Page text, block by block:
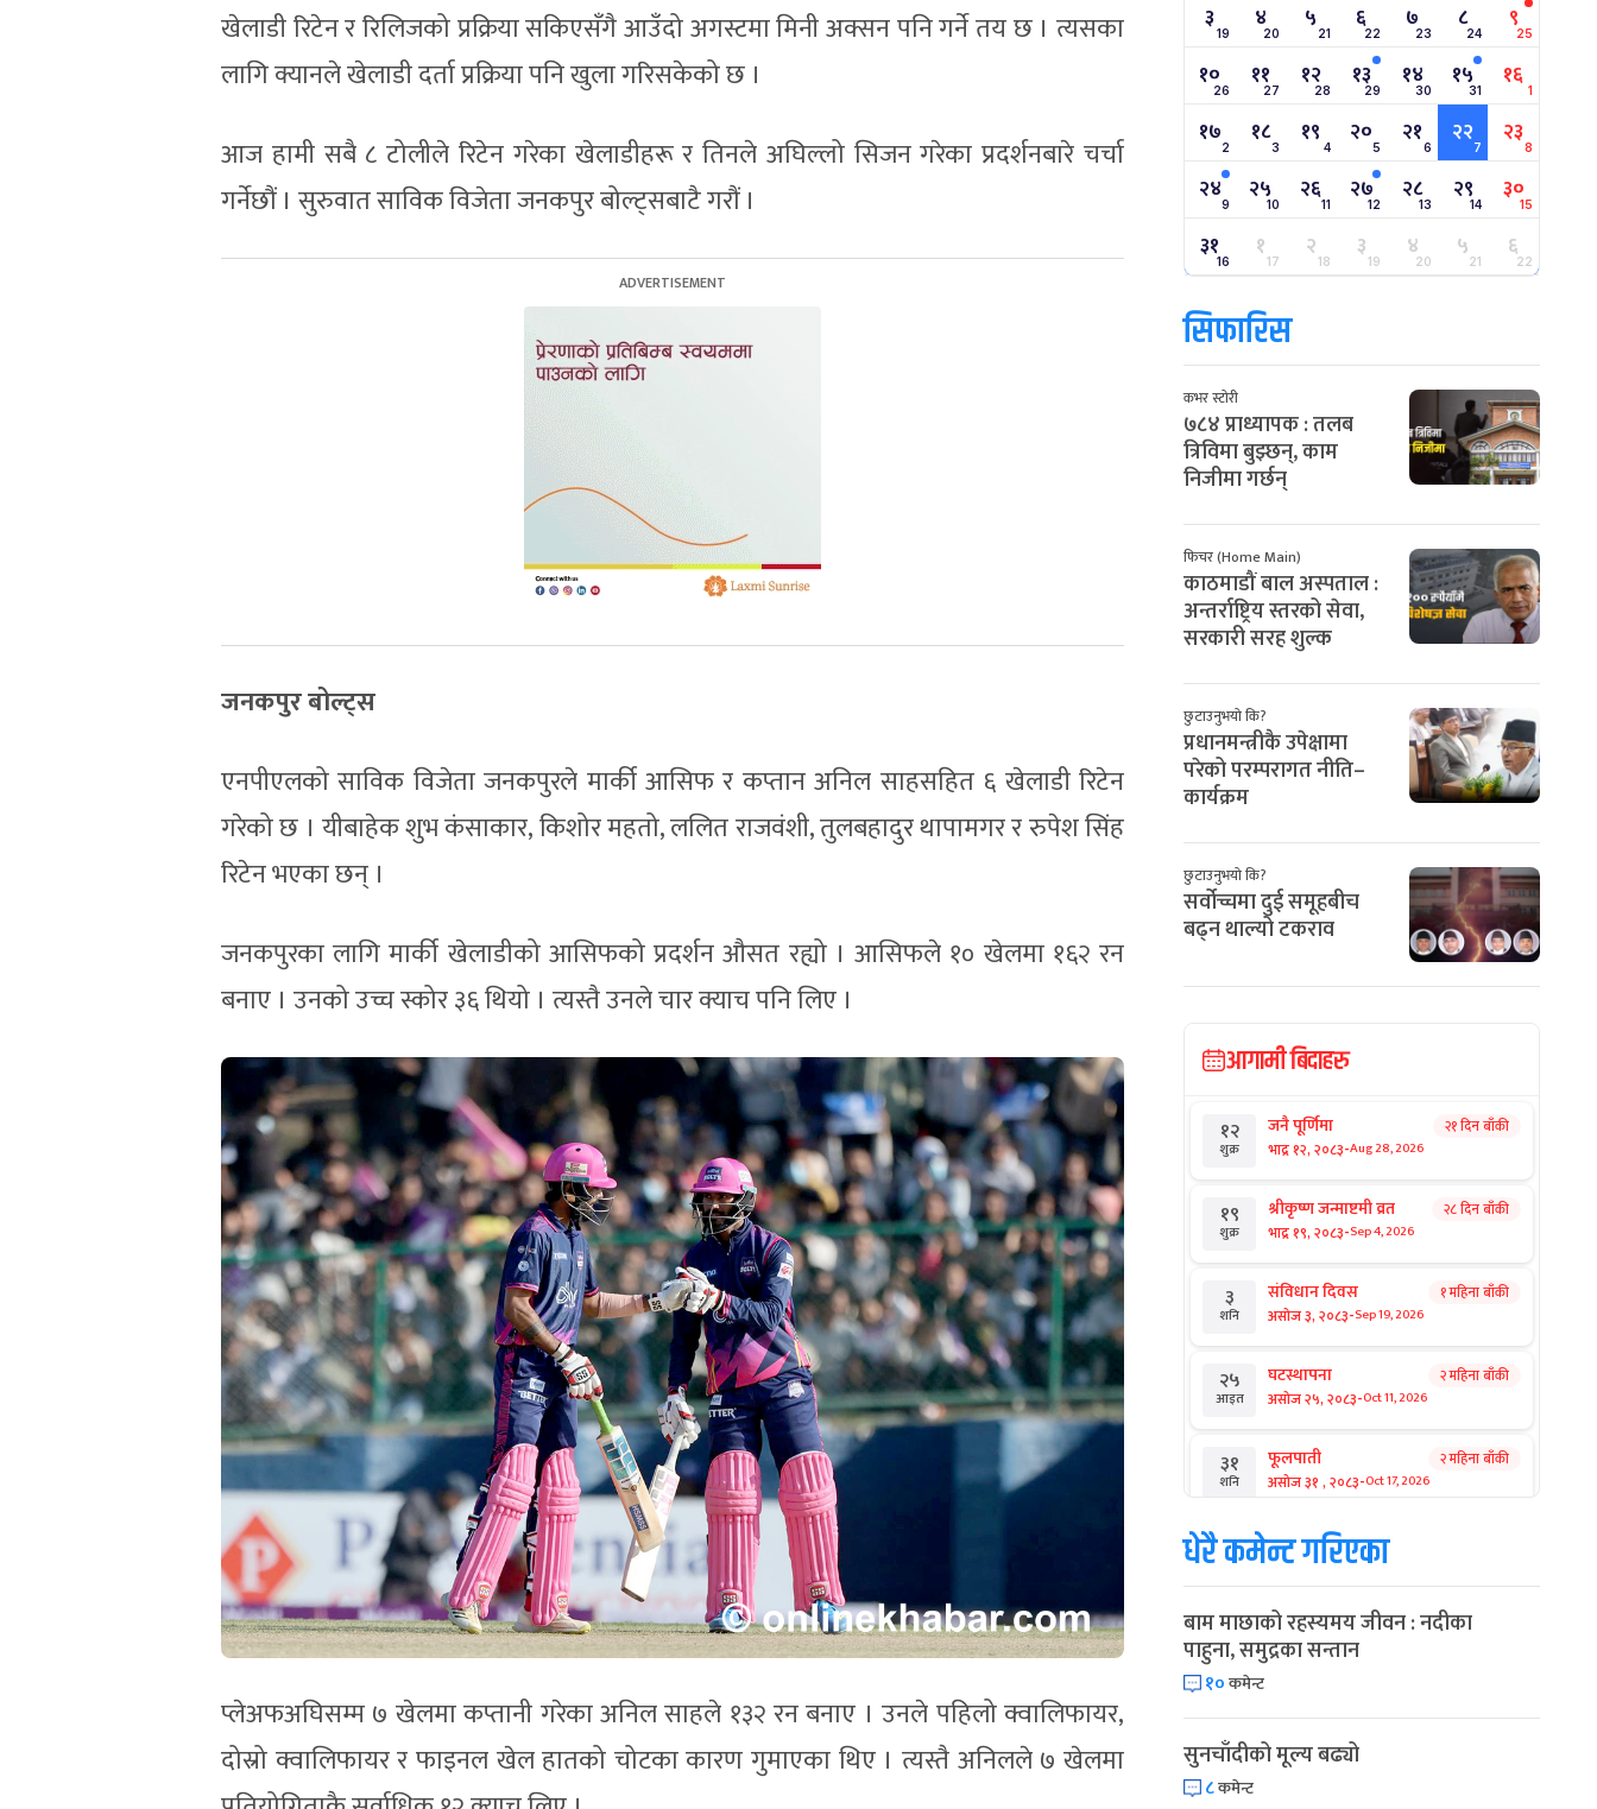
खेलाडी रिटेन र रिलिजको प्रक्रिया सकिएसँगै आउँदो अगस्टमा मिनी अक्सन पनि गर्ने तय छ । त्यसका
लागि क्यानले खेलाडी दर्ता प्रक्रिया पनि खुला गरिसकेको छ ।
आज हामी सबै ८ टोलीले रिटेन गरेका खेलाडीहरू र तिनले अघिल्लो सिजन गरेका प्रदर्शनबारे चर्चा
गर्नेछौं । सुरुवात साविक विजेता जनकपुर बोल्ट्सबाटै गरौं ।
जनकपुर बोल्ट्स
एनपीएलको साविक विजेता जनकपुरले मार्की आसिफ र कप्तान अनिल साहसहित ६ खेलाडी रिटेन
गरेको छ । यीबाहेक शुभ कंसाकार, किशोर महतो, ललित राजवंशी, तुलबहादुर थापामगर र रुपेश सिंह
रिटेन भएका छन् ।
जनकपुरका लागि मार्की खेलाडीको आसिफको प्रदर्शन औसत रह्यो । आसिफले १० खेलमा १६२ रन
बनाए । उनको उच्च स्कोर ३६ थियो । त्यस्तै उनले चार क्याच पनि लिए ।
प्लेअफअघिसम्म ७ खेलमा कप्तानी गरेका अनिल साहले १३२ रन बनाए । उनले पहिलो क्वालिफायर,
दोस्रो क्वालिफायर र फाइनल खेल हातको चोटका कारण गुमाएका थिए । त्यस्तै अनिलले ७ खेलमा
३ 19 ४20 ५ 21 ६22 ७23 ८24 ९25
१०26 ११27 १२28 १३29 १४30 १५31 १६ 1
१७2 १८3 १९ 4 २०5 २१6 २२7 २३8
२४9 २५10 २६11 २७12 २८13 २९14 ३०15
३१16 १17 २18 ३19 ४20 ५21 ६22
सिफारिस
कभर स्टोरी
७८४ प्राध्यापक : तलब
त्रिविमा बुझ्छन्, काम
निजीमा गर्छन्
फिचर (Home Main)
काठमाडौं बाल अस्पताल :
अन्तर्राष्ट्रिय स्तरको सेवा,
सरकारी सरह शुल्क
छुटाउनुभयो कि?
प्रधानमन्त्रीकै उपेक्षामा
परेको परम्परागत नीति–
कार्यक्रम
छुटाउनुभयो कि?
सर्वोच्चमा दुई समूहबीच
बढ्न थाल्यो टकराव
आगामी बिदाहरु
१२
शुक्र
जनै पूर्णिमा
भाद्र १२, २०८३-Aug 28, 2026
२१ दिन बाँकी
१९
शुक्र
श्रीकृष्ण जन्माष्टमी व्रत
भाद्र १९, २०८३-Sep 4, 2026
२८ दिन बाँकी
३
शनि
संविधान दिवस
असोज ३, २०८३-Sep 19, 2026
१ महिना बाँकी
२५
आइत
घटस्थापना
असोज २५, २०८३-Oct 11, 2026
२ महिना बाँकी
३१
शनि
फूलपाती
असोज ३१ , २०८३-Oct 17, 2026
२ महिना बाँकी
१
आइत
कार्तिक सङ्क्रान्ति
कार्तिक १, २०८३-Oct 18, 2026
३
मंगल
महानवमी
कार्तिक ३, २०८३-
२ महिना बाँकी
४
५
धेरै कमेन्ट गरिएका
बाम माछाको रहस्यमय जीवन : नदीका
पाहुना, समुद्रका सन्तान
१०कमेन्ट
सुनचाँदीको मूल्य बढ्यो
८कमेन्ट